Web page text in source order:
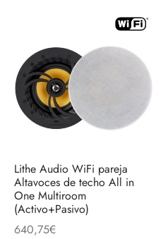
Lithe Audio WiFi pareja
Altavoces de techo All in
One Multiroom
(Activo+Pasivo)
640,75€